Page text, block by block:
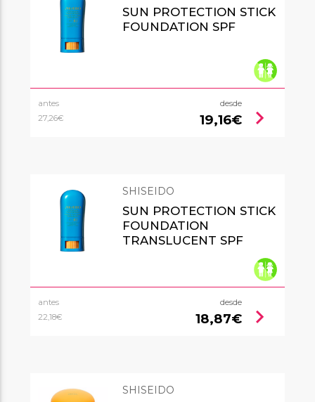
SUN PROTECTION STICK
FOUNDATION SPF
antes
27,26€
desde
19,16€ chevron_right
SHISEIDO
SUN PROTECTION STICK
FOUNDATION
TRANSLUCENT SPF
antes
22,18€
desde
18,87€ chevron_right
SHISEIDO